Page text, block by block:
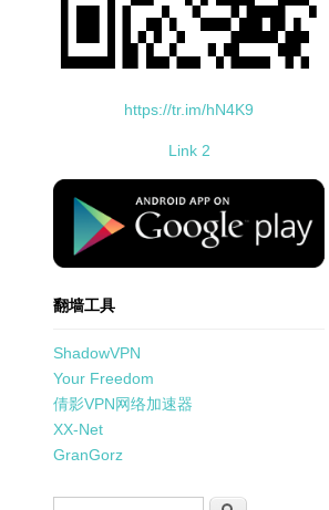
https://tr.im/hN4K9
Link 2
standard-icon-googleplay-app-
翻墙工具
ShadowVPN
Your Freedom
倩影VPN网络加速器
XX-Net
GranGorz